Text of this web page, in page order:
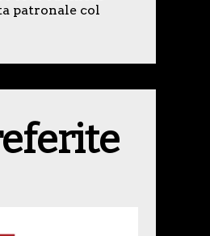
patronale col